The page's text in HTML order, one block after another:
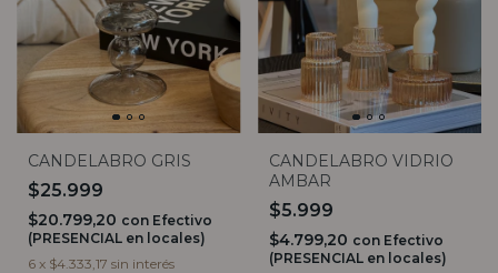
CANDELABRO GRIS
$25.999
$20.799,20 con Efectivo
(PRESENCIAL en locales)
6 x $4.333,17 sin interés
CANDELABRO VIDRIO
AMBAR
$5.999
$4.799,20 con Efectivo
(PRESENCIAL en locales)